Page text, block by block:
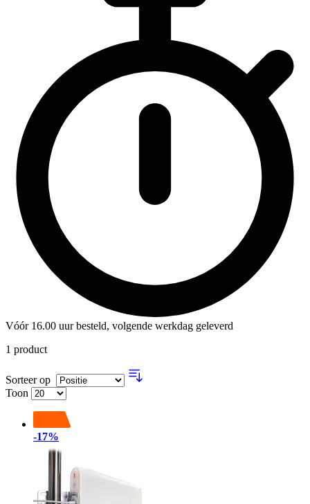
Vóór 16.00 uur besteld, volgende werkdag geleverd
1 product
Sorteer op
Toon
-17%